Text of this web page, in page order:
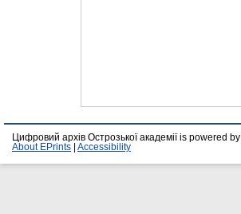
Цифровий архів Острозької академії is powered by
About EPrints
Accessibility